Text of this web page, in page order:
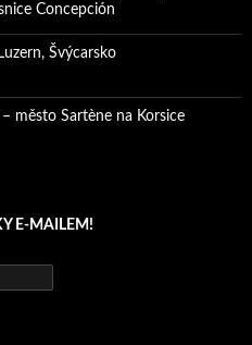
Concepción
Švýcarsko
město Sartène na Korsice
E-MAILEM!